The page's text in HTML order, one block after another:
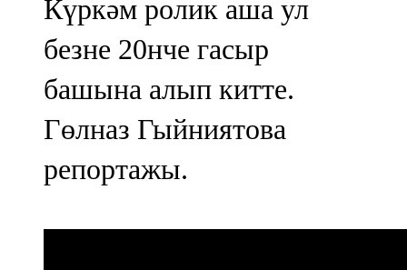
Күркәм ролик аша ул
безне 20нче гасыр
башына алып китте.
Гөлназ Гыйниятова
репортажы.